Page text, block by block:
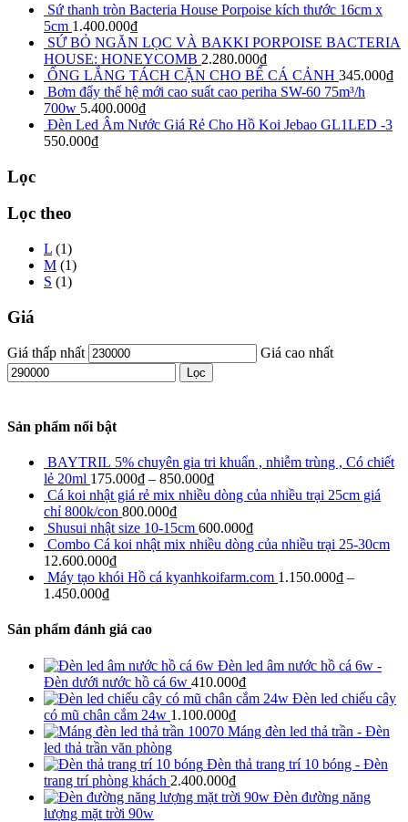
Sứ thanh tròn Bacteria House Porpoise kích thước 16cm x
5cm 1.400.000₫
SỨ BỎ NGĂN LỌC VÀ BAKKI PORPOISE BACTERIA
HOUSE: HONEYCOMB 2.280.000₫
ỐNG LẮNG TÁCH CẶN CHO BỂ CÁ CẢNH 345.000₫
Bơm đẩy thế hệ mới cao suất cao periha SW-60 75m³/h
700w 5.400.000₫
Đèn Led Âm Nước Giá Rẻ Cho Hồ Koi Jebao GL1LED -3
550.000₫
Lọc
Lọc theo
L (1)
M (1)
S (1)
Giá
Giá thấp nhất Giá cao nhất
Lọc
Sản phẩm nổi bật
BAYTRIL 5% chuyên gia tri khuẩn , nhiễm trùng , Có chiết
lẻ 20ml 175.000₫ – 850.000₫
Cá koi nhật giá rẻ mix nhiều dòng của nhiều trại 25cm giá
chỉ 800k/con 800.000₫
Shusui nhật size 10-15cm 600.000₫
Combo Cá koi nhật mix nhiều dòng của nhiều trại 25-30cm
12.600.000₫
Máy tạo khói Hồ cá kyanhkoifarm.com 1.150.000₫ –
1.450.000₫
Sản phẩm đánh giá cao
Đèn led âm nước hồ cá 6w -
Đèn dưới nước hồ cá 6w 410.000₫
Đèn led chiếu cây
có mũ chân cắm 24w 1.100.000₫
Máng đèn led thả trần - Đèn
led thả trần văn phòng
Đèn thả trang trí 10 bóng - Đèn
trang trí phòng khách 2.400.000₫
Đèn đường năng
lượng mặt trời 90w